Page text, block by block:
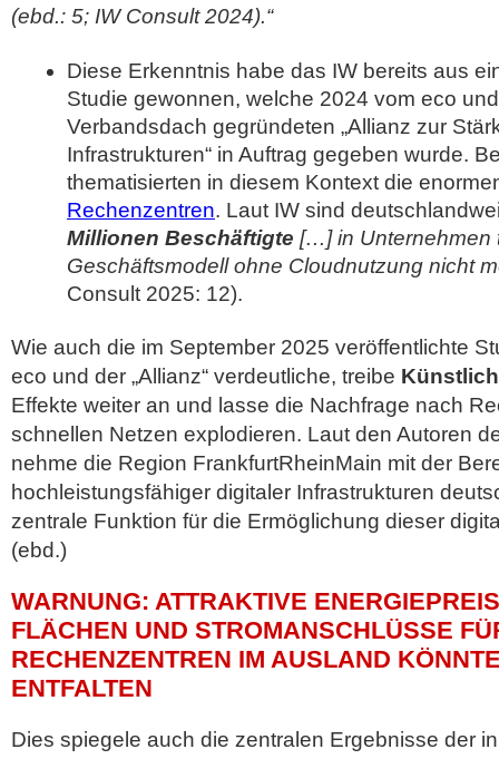
(ebd.: 5; IW Consult 2024).“
Diese Erkenntnis habe das IW bereits aus
Studie gewonnen, welche 2024 vom eco
Verbandsdach gegründeten „Allianz zur
Infrastrukturen“ in Auftrag gegeben wurde.
thematisierten in diesem Kontext die
Rechenzentren. Laut IW sind
Millionen Beschäftigte […] in Unternehmen
Geschäftsmodell ohne Cloudnutzung nicht
Consult 2025: 12).
Wie auch die im September 2025 veröffentlichte
eco und der „Allianz“ verdeutliche, treibe
Effekte weiter an und lasse die Nachfrage nach
schnellen Netzen explodieren. Laut den Autoren
nehme die Region FrankfurtRheinMain mit der
hochleistungsfähiger digitaler Infrastrukturen
zentrale Funktion für die Ermöglichung dieser
(ebd.)
WARNUNG: ATTRAKTIVE
FLÄCHEN UND STROMANSCHLÜSSE
RECHENZENTREN IM AUSLAND
ENTFALTEN
Dies spiegele auch die zentralen Ergebnisse der